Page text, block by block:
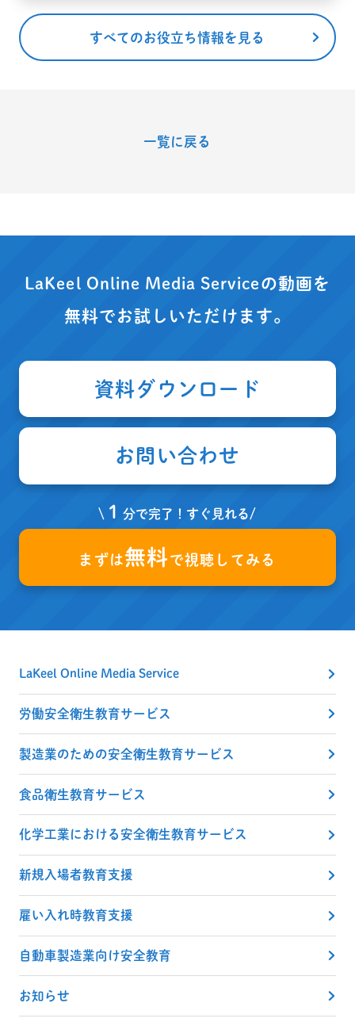
すべてのお役立ち情報を見る
一覧に戻る
LaKeel Online Media Serviceの動画を
無料でお試しいただけます。
資料ダウンロード
お問い合わせ
\ １分で完了！すぐ見れる/
まずは無料 で視聴してみる
LaKeel Online Media Service
労働安全衛生教育サービス
製造業のための安全衛生教育サービス
食品衛生教育サービス
化学工業における安全衛生教育サービス
新規入場者教育支援
雇い入れ時教育支援
自動車製造業向け安全教育
お知らせ